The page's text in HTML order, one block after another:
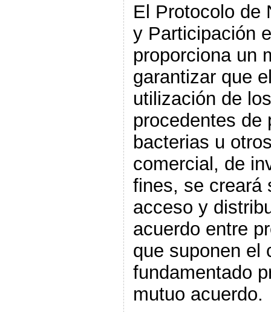
El Protocolo de
y Participación
proporciona un
garantizar que
utilización de
procedentes de
bacterias u
comercial, de
fines, se creará
acceso y
acuerdo entre
que suponen el
fundamentado
mutuo acuerdo.